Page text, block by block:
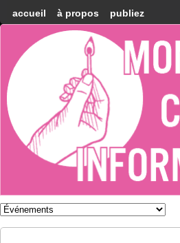
accueil à propos publiez
Montréal
Counter-
information